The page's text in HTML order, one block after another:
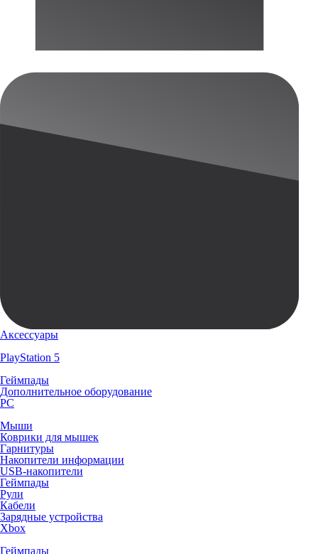
Аксессуары
PlayStation 5
Геймпады
Дополнительное оборудование
PC
Мыши
Коврики для мышек
Гарнитуры
Накопители информации
USB-накопители
Геймпады
Рули
Кабели
Зарядные устройства
Xbox
Геймпады